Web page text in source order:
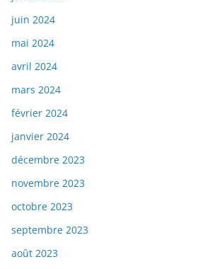
juin 2024
mai 2024
avril 2024
mars 2024
février 2024
janvier 2024
décembre 2023
novembre 2023
octobre 2023
septembre 2023
août 2023